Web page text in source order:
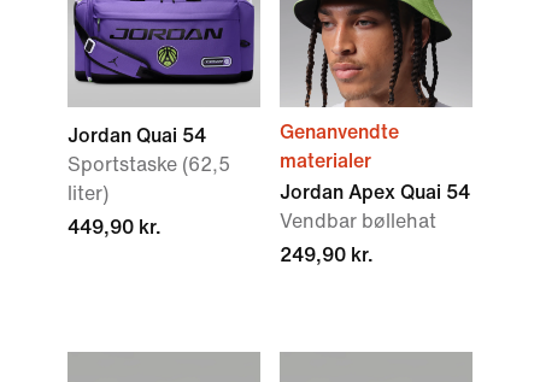
Jordan Quai 54
Sportstaske (62,5
liter)
449,90 kr.
Genanvendte
materialer
Jordan Apex Quai 54
Vendbar bøllehat
249,90 kr.